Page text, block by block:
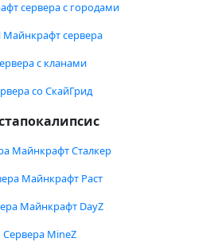
сервера с городами
сервера
с кланами
со СкайГрид
Майнкрафт Сталкер
Майнкрафт Раст
Майнкрафт DayZ
Сервера MineZ